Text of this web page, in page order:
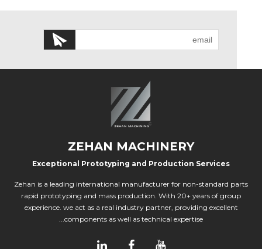
ZEHAN MACHINERY
Exceptional Prototyping and Production Services
Zehan is a leading international manufacturer for non-standard parts
rapid prototyping and mass production. With 20+ years of group
experience. we act as a real industry partner, providing excellent
components as well as technical expertise...